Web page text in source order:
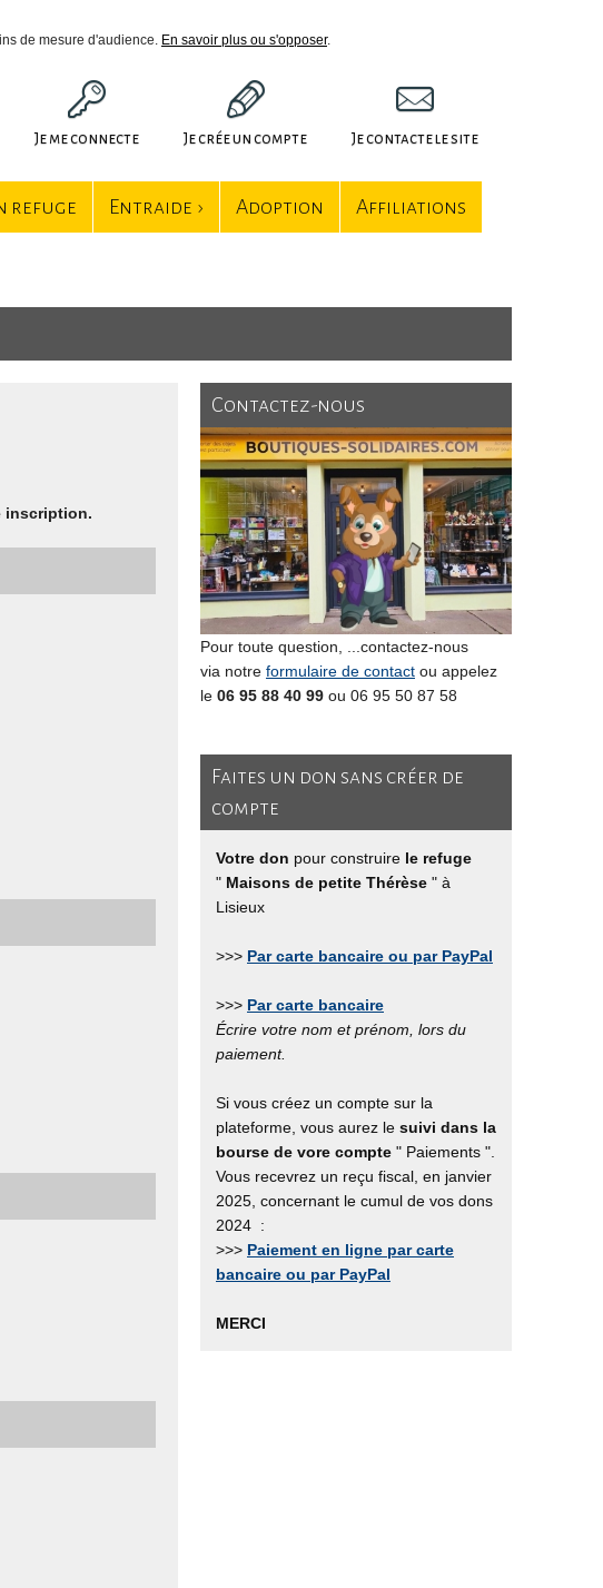
de mesure d'audience. En savoir plus ou s'opposer.
Je contacte le site
Je crée un compte
Je me connecte
refuge Entraide › Adoption Affiliations
inscription.
Contactez-nous
Pour toute question, ...contactez-nous
via notre formulaire de contact ou appelez
le 06 95 88 40 99 ou 06 95 50 87 58
Faites un don sans créer de
compte
Votre don pour construire le refuge
" Maisons de petite Thérèse " à
Lisieux
>>> Par carte bancaire ou par PayPal
>>> Par carte bancaire
Écrire votre nom et prénom, lors du
paiement.
Si vous créez un compte sur la
plateforme, vous aurez le suivi dans la
bourse de vore compte " Paiements ".
Vous recevrez un reçu fiscal, en janvier
2025, concernant le cumul de vos dons
2024 :
>>> Paiement en ligne par carte
bancaire ou par PayPal
MERCI